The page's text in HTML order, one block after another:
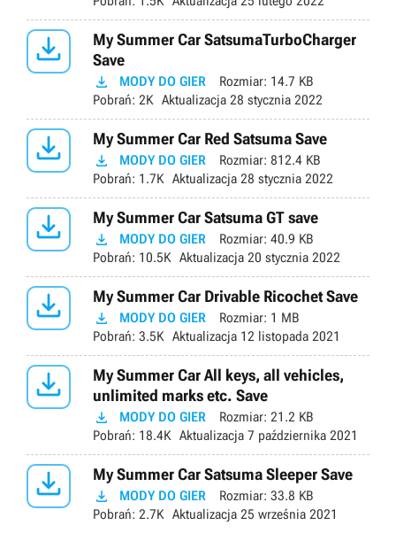

My Summer Car SatsumaTurboCharger
Save
 MODY DO GIER Rozmiar: 14.7 KB
Pobrań: 2K Aktualizacja 28 stycznia 2022
 My Summer Car Red Satsuma Save
 MODY DO GIER Rozmiar: 812.4 KB
Pobrań: 1.7K Aktualizacja 28 stycznia 2022
 My Summer Car Satsuma GT save
 MODY DO GIER Rozmiar: 40.9 KB
Pobrań: 10.5K Aktualizacja 20 stycznia 2022
 My Summer Car Drivable Ricochet Save
 MODY DO GIER Rozmiar: 1 MB
Pobrań: 3.5K Aktualizacja 12 listopada 2021

My Summer Car All keys, all vehicles,
unlimited marks etc. Save
 MODY DO GIER Rozmiar: 21.2 KB
Pobrań: 18.4K Aktualizacja 7 października 2021
 My Summer Car Satsuma Sleeper Save
 MODY DO GIER Rozmiar: 33.8 KB
Pobrań: 2.7K Aktualizacja 25 września 2021